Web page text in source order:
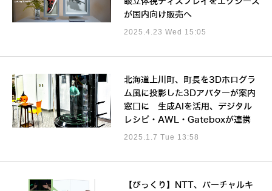
が国内向け販売へ
2025.4.23 Wed 15:05
北海道上川町、町長を3Dホログラ
ム風に投影した3Dアバターが案内
窓口に 生成AIを活用、デジタル
レシピ・AWL・Gateboxが連携
2025.1.7 Tue 13:58
【びっくり】NTT、バーチャルキ